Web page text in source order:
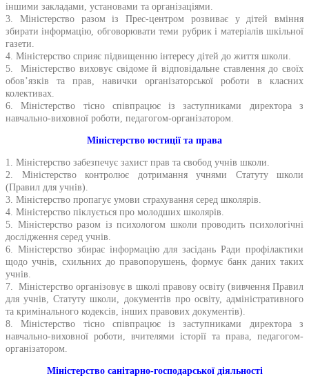
іншими закладами, установами та організаціями.
3. Міністерство разом із Прес-центром розвиває у дітей вміння
збирати інформацію, обговорювати теми рубрик і матеріалів шкільної
газети.
4. Міністерство сприяє підвищенню інтересу дітей до життя школи.
5. Міністерство виховує свідоме й відповідальне ставлення до своїх
обов’язків та прав, навички організаторської роботи в класних
колективах.
6. Міністерство тісно співпрацює із заступниками директора з
навчально-виховної роботи, педагогом-організатором.
Міністерство юстиції та права
1. Міністерство забезпечує захист прав та свобод учнів школи.
2. Міністерство контролює дотримання учнями Статуту школи
(Правил для учнів).
3. Міністерство пропагує умови страхування серед школярів.
4. Міністерство піклується про молодших школярів.
5. Міністерство разом із психологом школи проводить психологічні
дослідження серед учнів.
6. Міністерство збирає інформацію для засідань Ради профілактики
щодо учнів, схильних до правопорушень, формує банк даних таких
учнів.
7. Міністерство організовує в школі правову освіту (вивчення Правил
для учнів, Статуту школи, документів про освіту, адміністративного
та кримінального кодексів, інших правових документів).
8. Міністерство тісно співпрацює із заступниками директора з
навчально-виховної роботи, вчителями історії та права, педагогом-
організатором.
Міністерство санітарно-господарської діяльності